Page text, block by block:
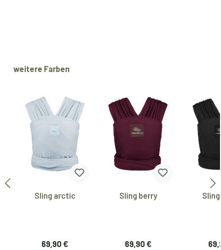
Produktgalerie überspringen
weitere Farben
Sling arctic
Regulärer Preis:
69,90 €
Sling berry
Regulärer Preis:
69,90 €